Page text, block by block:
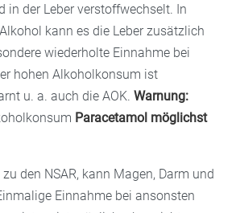
in der Leber verstoffwechselt. In
kann es die Leber zusätzlich
wiederholte Einnahme bei
hohen Alkoholkonsum ist
u. a. auch die AOK. Warnung:
Paracetamol möglichst
zu den NSAR, kann Magen, Darm und
Einnahme bei ansonsten